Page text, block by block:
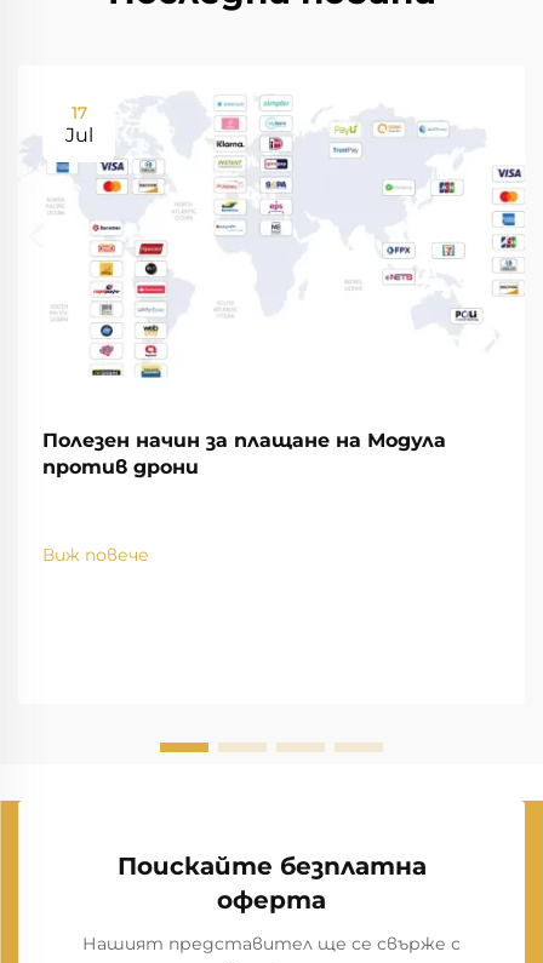
17
Jul
Полезен начин за плащане на Модула
против дрони
Виж повече
Поискайте безплатна
оферта
Нашият представител ще се свърже с